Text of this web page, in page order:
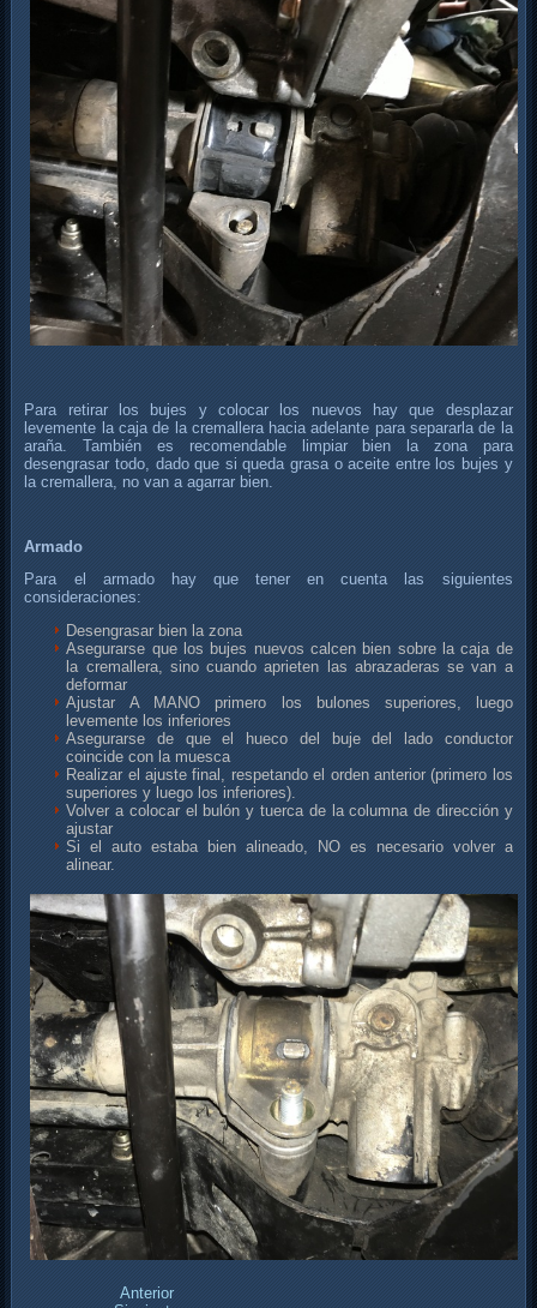
Para retirar los bujes y colocar los nuevos hay que desplazar
levemente la caja de la cremallera hacia adelante para separarla de la
araña. También es recomendable limpiar bien la zona para
desengrasar todo, dado que si queda grasa o aceite entre los bujes y
la cremallera, no van a agarrar bien.
Armado
Para el armado hay que tener en cuenta las siguientes
consideraciones:
Desengrasar bien la zona
Asegurarse que los bujes nuevos calcen bien sobre la caja de
la cremallera, sino cuando aprieten las abrazaderas se van a
deformar
Ajustar A MANO primero los bulones superiores, luego
levemente los inferiores
Asegurarse de que el hueco del buje del lado conductor
coincide con la muesca
Realizar el ajuste final, respetando el orden anterior (primero los
superiores y luego los inferiores).
Volver a colocar el bulón y tuerca de la columna de dirección y
ajustar
Si el auto estaba bien alineado, NO es necesario volver a
alinear.
Anterior